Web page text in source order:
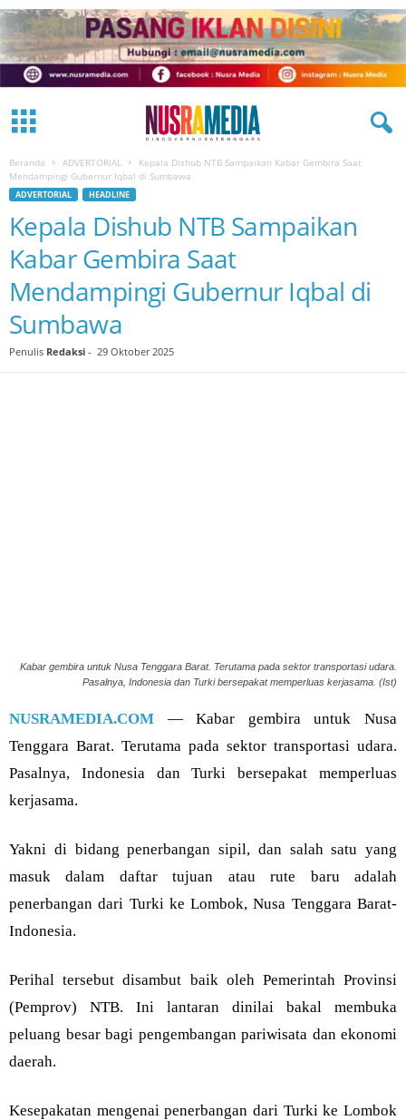
Beranda ADVERTORIAL
Kepala Dishub NTB Sampaikan Kabar Gembira Saat
Mendampingi Gubernur Iqbal di Sumbawa
ADVERTORIAL HEADLINE
Kepala Dishub NTB Sampaikan
Kabar Gembira Saat
Mendampingi Gubernur Iqbal di
Sumbawa
Penulis Redaksi - 29 Oktober 2025
Kabar gembira untuk Nusa Tenggara Barat. Terutama pada sektor transportasi udara.
Pasalnya, Indonesia dan Turki bersepakat memperluas kerjasama. (Ist)
NUSRAMEDIA.COM — Kabar gembira untuk Nusa
Tenggara Barat. Terutama pada sektor transportasi udara.
Pasalnya, Indonesia dan Turki bersepakat memperluas
kerjasama.
Yakni di bidang penerbangan sipil, dan salah satu yang
masuk dalam daftar tujuan atau rute baru adalah
penerbangan dari Turki ke Lombok, Nusa Tenggara Barat-
Indonesia.
Perihal tersebut disambut baik oleh Pemerintah Provinsi
(Pemprov) NTB. Ini lantaran dinilai bakal membuka
peluang besar bagi pengembangan pariwisata dan ekonomi
daerah.
Kesepakatan mengenai penerbangan dari Turki ke Lombok